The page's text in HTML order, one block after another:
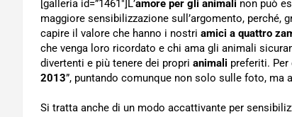
[galleria id=”1461″]L’amore per gli animali non può
maggiore sensibilizzazione sull’argomento, perché,
capire il valore che hanno i nostri amici a quattro
che venga loro ricordato e chi ama gli animali
divertenti e più tenere dei propri animali preferiti.
2013”, puntando comunque non solo sulle foto,
Si tratta anche di un modo accattivante per